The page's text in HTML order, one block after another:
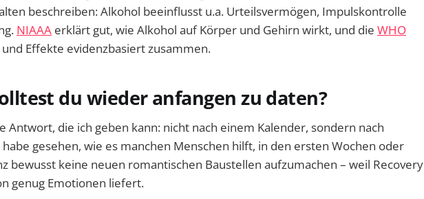
beschreiben: Alkohol beeinflusst u.a. Urteilsvermögen, Impulskontrolle
NIAAA erklärt gut, wie Alkohol auf Körper und Gehirn wirkt, und die WHO
Effekte evidenzbasiert zusammen.
du wieder anfangen zu daten?
Antwort, die ich geben kann: nicht nach einem Kalender, sondern nach
habe gesehen, wie es manchen Menschen hilft, in den ersten Wochen oder
bewusst keine neuen romantischen Baustellen aufzumachen – weil Recovery
genug Emotionen liefert.